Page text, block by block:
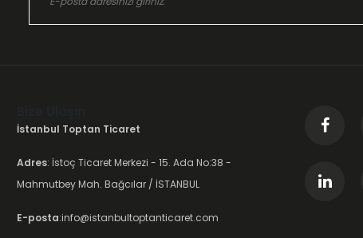
İstanbul Toptan Ticaret
Adres: İstoç Ticaret Merkezi - 15. Ada No:38 -
Mahmutbey Mah. Bağcılar / İSTANBUL
E-posta:info@istanbultoptanticaret.com